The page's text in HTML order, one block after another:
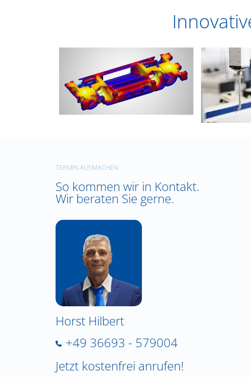
TERMIN AUSMACHEN
So kommen wir in Kontakt.
Wir beraten Sie gerne.
Horst Hilbert
+49 36693 - 579004
Jetzt kostenfrei anrufen!